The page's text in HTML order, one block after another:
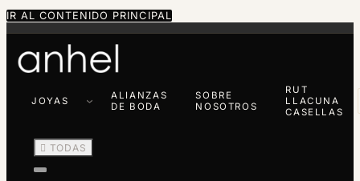
IR AL CONTENIDO PRINCIPAL
JOYAS
ALIANZAS
DE BODA
SOBRE
NOSOTROS
RUT
LLACUNA
CASELLAS
 TODAS